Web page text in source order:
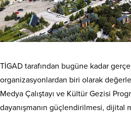
TİGAD tarafından bugüne kadar
organizasyonlardan biri olarak
Medya Çalıştayı ve Kültür Gezisi
dayanışmanın güçlendirilmesi, dijital